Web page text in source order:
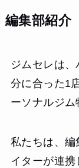
編集部紹介
ジムセレは
分に合った1
ーソナルジム
私たちは、編
イターが連